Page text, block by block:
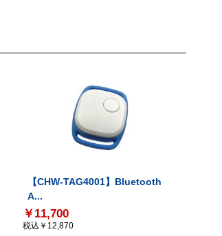
【CHW-TAG4001】Bluetooth
A...
￥11,700
税込￥12,870